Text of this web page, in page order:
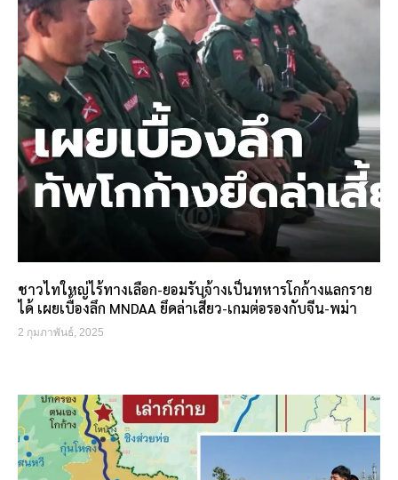
ชาวไทใหญ่ไร้ทางเลือก-ยอมรับจ้างเป็นทหารโกก้างแลกราย
ได้ เผยเบื้องลึก MNDAA ยึดล่าเสี้ยว-เกมต่อรองกับจีน-พม่า
2 กุมภาพันธ์, 2025